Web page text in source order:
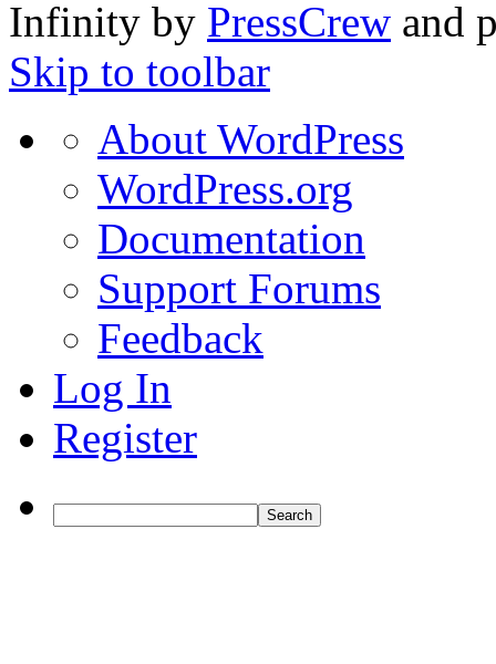
Infinity by PressCrew and
Skip to toolbar
WordPressAbout WordPress
WordPress.org
Documentation
Support Forums
Feedback
Log In
Register
Search